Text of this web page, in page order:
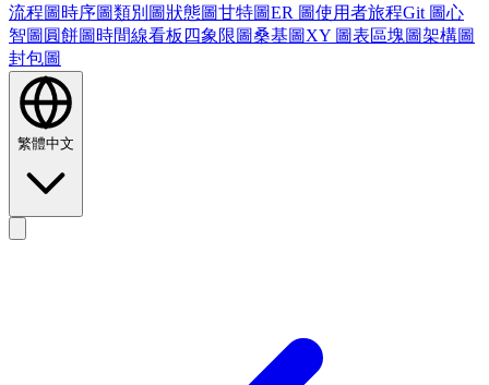
流程圖 時序圖類別圖狀態圖甘特圖ER 圖使用者旅程Git 圖心
智圖 圓餅圖 時間線看板 四象限圖桑基圖 XY 圖表區塊圖架構圖
封包圖
繁體中文